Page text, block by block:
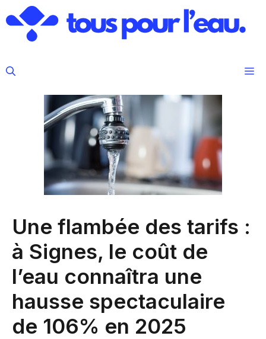
au
contenu
Une flambée des tarifs :
à Signes, le coût de
l’eau connaîtra une
hausse spectaculaire
de 106% en 2025